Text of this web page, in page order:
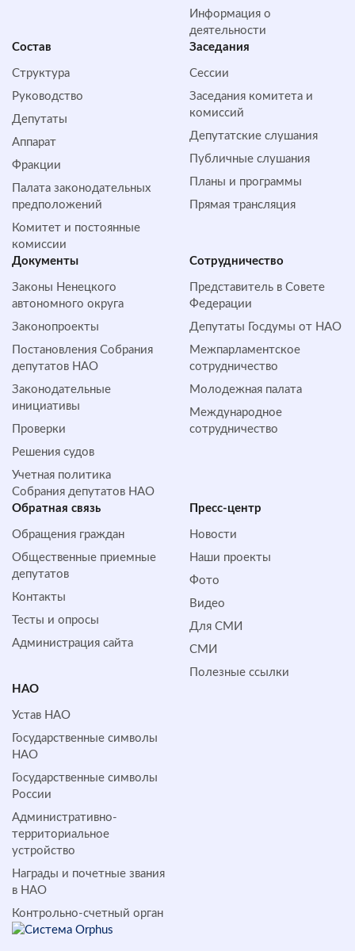
Информация о
деятельности
Состав
Структура
Руководство
Депутаты
Аппарат
Фракции
Палата законодательных
предположений
Комитет и постоянные
комиссии
Заседания
Сессии
Заседания комитета и
комиссий
Депутатские слушания
Публичные слушания
Планы и программы
Прямая трансляция
Документы
Законы Ненецкого
автономного округа
Законопроекты
Постановления Собрания
депутатов НАО
Законодательные
инициативы
Проверки
Решения судов
Учетная политика
Собрания депутатов НАО
Сотрудничество
Представитель в Совете
Федерации
Депутаты Госдумы от НАО
Межпарламентское
сотрудничество
Молодежная палата
Международное
сотрудничество
Обратная cвязь
Обращения граждан
Общественные приемные
депутатов
Контакты
Тесты и опросы
Администрация сайта
Пресс-центр
Новости
Наши проекты
Фото
Видео
Для СМИ
СМИ
Полезные ссылки
НАО
Устав НАО
Государственные символы
НАО
Государственные символы
России
Административно-
территориальное
устройство
Награды и почетные звания
в НАО
Контрольно-счетный орган